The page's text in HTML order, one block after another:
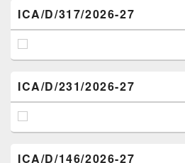
ICA/D/317/2026-27
ICA/D/231/2026-27
ICA/D/146/2026-27